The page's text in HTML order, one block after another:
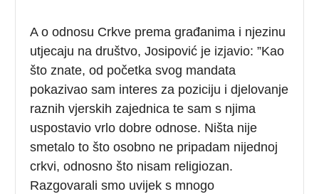
A o odnosu Crkve prema građanima i njezinu
utjecaju na društvo, Josipović je izjavio: ”Kao
što znate, od početka svog mandata
pokazivao sam interes za poziciju i djelovanje
raznih vjerskih zajednica te sam s njima
uspostavio vrlo dobre odnose. Ništa nije
smetalo to što osobno ne pripadam nijednoj
crkvi, odnosno što nisam religiozan.
Razgovarali smo uvijek s mnogo